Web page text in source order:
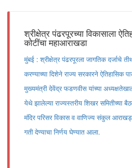
श्रीक्षेत्र पंढरपूरच्या विकासाला
कोटींचा महाआराखडा
मुंबई : श्रीक्षेत्र पंढरपूरला जागतिक दर्जाचे
करण्याच्या दिशेने राज्य सरकारने
मुख्यमंत्री देवेंद्र फडणवीस यांच्या
येथे झालेल्या राज्यस्तरीय शिखर समितीच्या
मंदिर परिसर विकास व वाणिज्य संकुल
गती देण्याचा निर्णय घेण्यात आला.